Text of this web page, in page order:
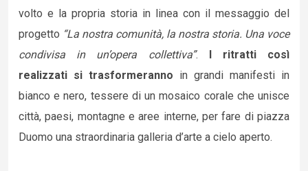
volto e la propria storia in linea con il messaggio del
progetto “La nostra comunità, la nostra storia. Una voce
condivisa in un’opera collettiva”. I ritratti così
realizzati si trasformeranno in grandi manifesti in
bianco e nero, tessere di un mosaico corale che unisce
città, paesi, montagne e aree interne, per fare di piazza
Duomo una straordinaria galleria d’arte a cielo aperto.